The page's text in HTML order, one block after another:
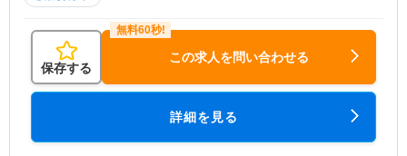
保存する
この求人を問い合わせる
詳細を見る